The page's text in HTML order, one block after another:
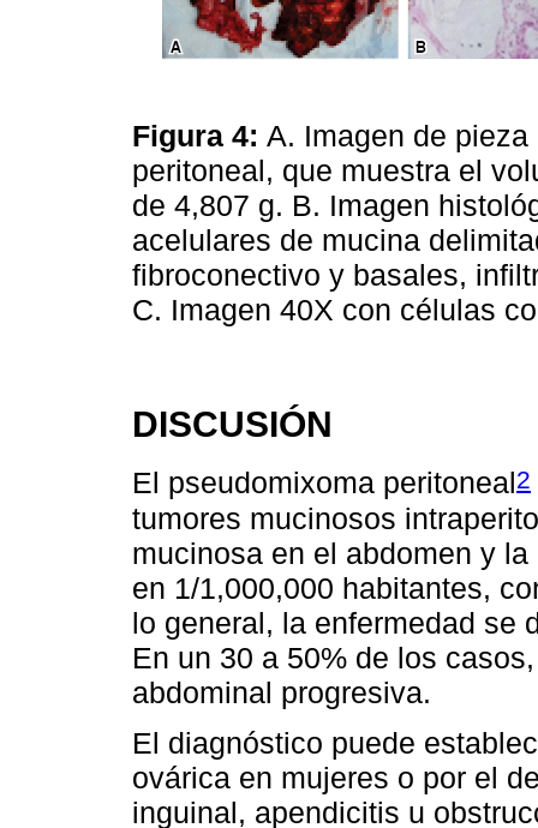
Figura 4: A. Imagen de
peritoneal, que muestra el
de 4,807 g. B. Imagen
acelulares de mucina
fibroconectivo y basales,
C. Imagen 40X con células
DISCUSIÓN
El pseudomixoma peritoneal2
tumores mucinosos
mucinosa en el abdomen y
en 1/1,000,000 habitantes,
lo general, la enfermedad se
En un 30 a 50% de los
abdominal progresiva.
El diagnóstico puede
ovárica en mujeres o por el
inguinal, apendicitis u